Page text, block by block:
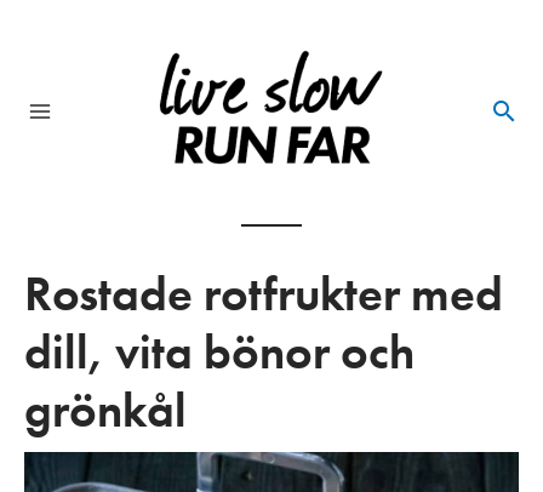
Rostade rotfrukter med
dill, vita bönor och
grönkål